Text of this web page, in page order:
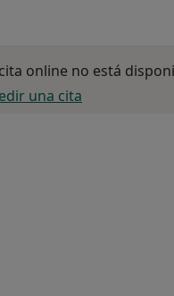
online no está
una cita